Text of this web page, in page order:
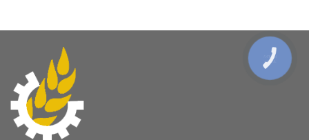
КНОПКА
ЗВ'ЯЗКУ